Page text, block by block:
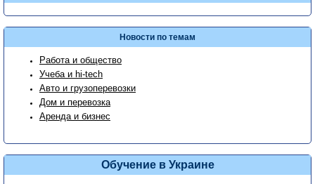
Новости по темам
Работа и общество
Учеба и hi-tech
Авто и грузоперевозки
Дом и перевозка
Аренда и бизнес
Обучение в Украине